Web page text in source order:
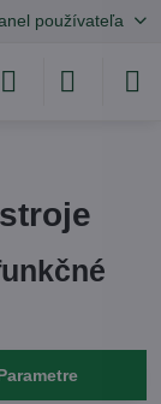
používateľa